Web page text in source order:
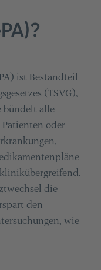
ist Bestandteil
(TSVG),
bündelt alle
oder
die
den
wie